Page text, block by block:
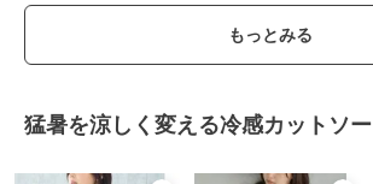
もっとみる
猛暑を涼しく変える冷感カットソー